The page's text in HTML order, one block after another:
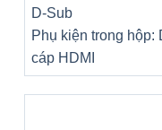
D-Sub
Phụ kiện trong hộp:
cáp HDMI